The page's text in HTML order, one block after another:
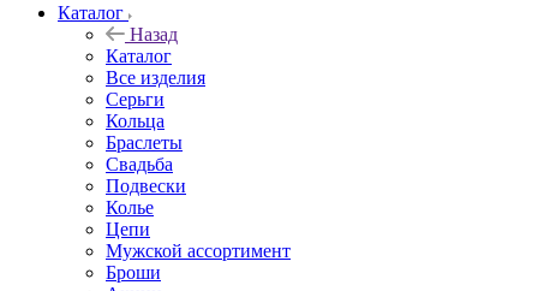
Каталог
Назад
Каталог
Все изделия
Серьги
Кольца
Браслеты
Свадьба
Подвески
Колье
Цепи
Мужской ассортимент
Броши